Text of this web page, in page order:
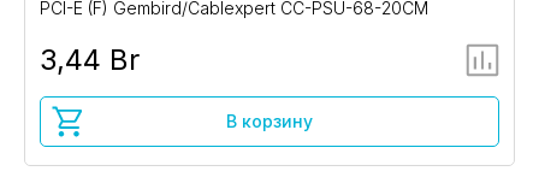
PCI-E (F) Gembird/Cablexpert CC-PSU-68-20CM
3,44 Br
В корзину